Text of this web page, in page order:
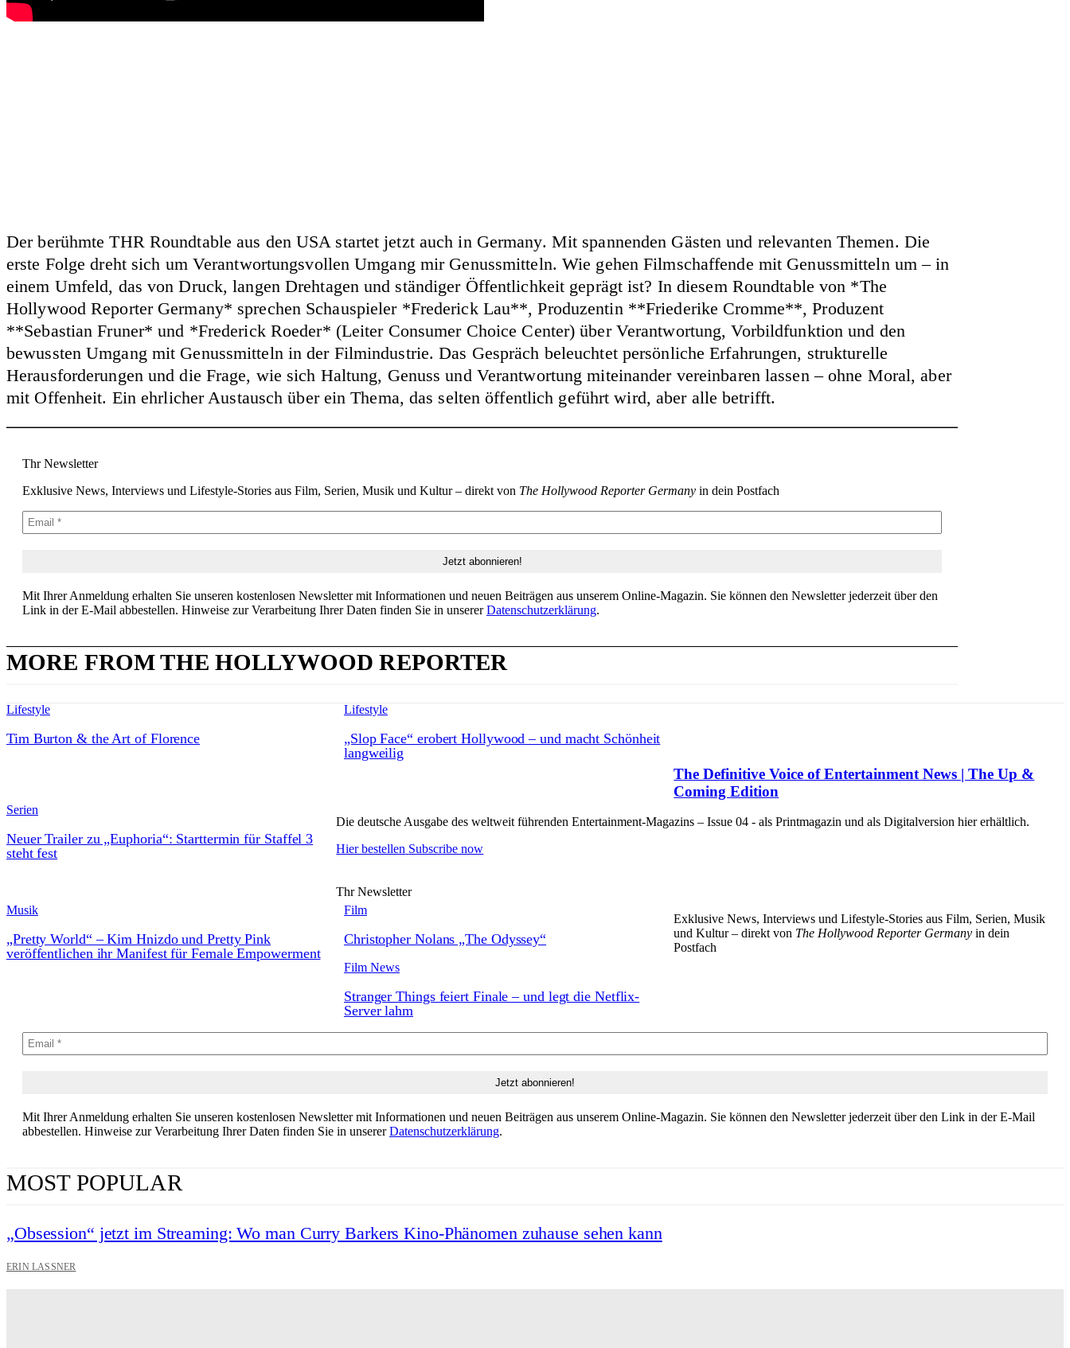
Der berühmte THR Roundtable aus den USA startet jetzt auch in Germany. Mit spannenden Gästen und relevanten Themen. Die
erste Folge dreht sich um Verantwortungsvollen Umgang mir Genussmitteln. Wie gehen Filmschaffende mit Genussmitteln um – in
einem Umfeld, das von Druck, langen Drehtagen und ständiger Öffentlichkeit geprägt ist? In diesem Roundtable von *The
Hollywood Reporter Germany* sprechen Schauspieler *Frederick Lau**, Produzentin **Friederike Cromme**, Produzent
**Sebastian Fruner* und *Frederick Roeder* (Leiter Consumer Choice Center) über Verantwortung, Vorbildfunktion und den
bewussten Umgang mit Genussmitteln in der Filmindustrie. Das Gespräch beleuchtet persönliche Erfahrungen, strukturelle
Herausforderungen und die Frage, wie sich Haltung, Genuss und Verantwortung miteinander vereinbaren lassen – ohne Moral, aber
mit Offenheit. Ein ehrlicher Austausch über ein Thema, das selten öffentlich geführt wird, aber alle betrifft.
Thr Newsletter
Exklusive News, Interviews und Lifestyle-Stories aus Film, Serien, Musik und Kultur – direkt von The Hollywood Reporter Germany in dein Postfach
Mit Ihrer Anmeldung erhalten Sie unseren kostenlosen Newsletter mit Informationen und neuen Beiträgen aus unserem Online-Magazin. Sie können den Newsletter jederzeit über den
Link in der E-Mail abbestellen. Hinweise zur Verarbeitung Ihrer Daten finden Sie in unsererDatenschutzerklärung.
MORE FROM THE HOLLYWOOD REPORTER
Lifestyle
Tim Burton & the Art of Florence
Lifestyle
„Slop Face“ erobert Hollywood – und macht Schönheit
langweilig
Serien
Neuer Trailer zu „Euphoria“: Starttermin für Staffel 3
steht fest
Musik
„Pretty World“ – Kim Hnizdo und Pretty Pink
veröffentlichen ihr Manifest für Female Empowerment
Film
Christopher Nolans „The Odyssey“
Film News
Stranger Things feiert Finale – und legt die Netflix-
Server lahm
The Definitive Voice of Entertainment News | The Up &
Coming Edition
Die deutsche Ausgabe des weltweit führenden Entertainment-Magazins – Issue 04 - als Printmagazin und als Digitalversion hier erhältlich.
Hier bestellen Subscribe now
Thr Newsletter
Exklusive News, Interviews und Lifestyle-Stories aus Film, Serien, Musik
und Kultur – direkt von The Hollywood Reporter Germany in dein
Postfach
Mit Ihrer Anmeldung erhalten Sie unseren kostenlosen Newsletter mit Informationen und neuen Beiträgen aus unserem Online-Magazin. Sie können den Newsletter jederzeit über den Link in der E-Mail
abbestellen. Hinweise zur Verarbeitung Ihrer Daten finden Sie in unsererDatenschutzerklärung.
MOST POPULAR
„Obsession“ jetzt im Streaming: Wo man Curry Barkers Kino-Phänomen zuhause sehen kann
ERIN LASSNER